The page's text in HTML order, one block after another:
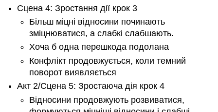
Сцена 4: Зростання дії крок 3
Більш міцні відносини починають
зміцнюватися, а слабкі слабшають.
Хоча б одна перешкода подолана
Конфлікт продовжується, коли темний
поворот виявляється
Акт 2/Сцена 5: Зростаюча дія крок 4
Відносини продовжують розвиватися,